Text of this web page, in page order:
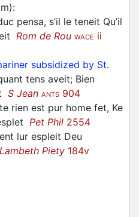
:
pensa, s’il le teneit Qu’il
Rom de Rou WACE ii
subsidized by St.
tens aveit; Bien
S Jean ANTS 904
rien est pur home fet, Ke
Pet Phil 2554
lur espleit Deu
Lambeth Piety 184v